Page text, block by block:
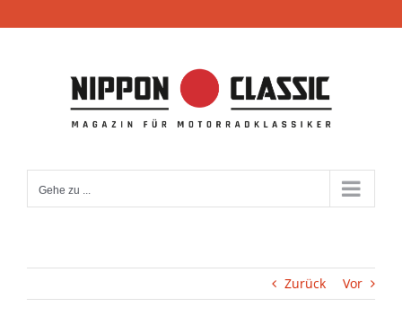
Inhalt
Gehe zu ...
Zurück Vor